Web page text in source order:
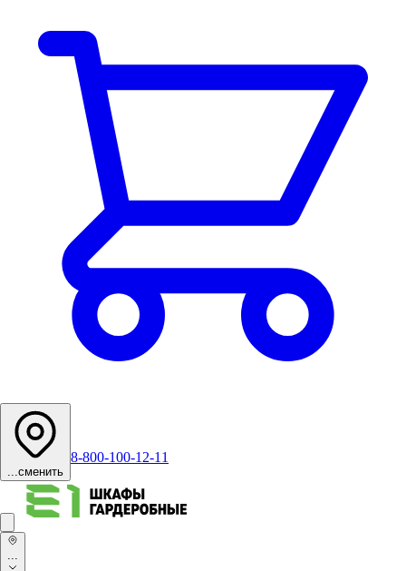
...сменить
8-800-100-12-11
...